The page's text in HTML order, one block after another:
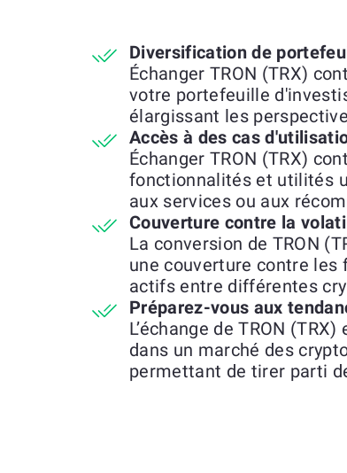
Diversification de
Échanger TRON (TRX)
votre portefeuille
élargissant les
Accès à des cas
Échanger TRON (TRX)
fonctionnalités et utilités
aux services ou aux
Couverture contre la
La conversion de TRON
une couverture contre
actifs entre différentes
Préparez-vous aux
L’échange de TRON
dans un marché des
permettant de tirer parti